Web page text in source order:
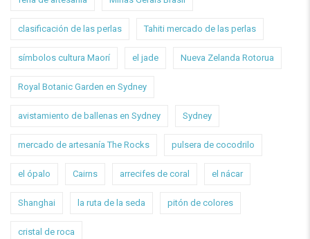
clasificación de las perlas Tahiti mercado de las perlas
símbolos cultura Maorí el jade Nueva Zelanda Rotorua
Royal Botanic Garden en Sydney
avistamiento de ballenas en Sydney Sydney
mercado de artesanía The Rocks pulsera de cocodrilo
el ópalo Cairns arrecifes de coral el nácar
Shanghai la ruta de la seda pitón de colores
cristal de roca